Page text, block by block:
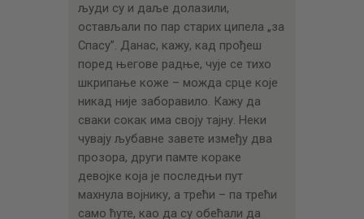
људи су и даље долазили,
остављали по пар старих ципела „за
Спасу”. Данас, кажу, кад прођеш
поред његове радње, чује се тихо
шкрипање коже – можда срце које
никад није заборавило. Кажу да
сваки сокак има своју тајну. Неки
чувају љубавне завете између два
прозора, други памте кораке
девојке која је последњи пут
махнула војнику, а трећи – па трећи
само ћуте, као да су обећали да